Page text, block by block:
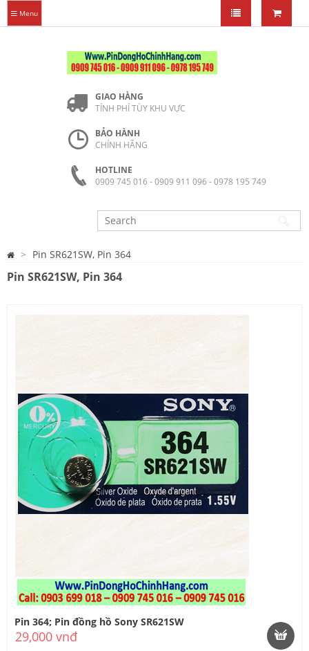
Menu
GIAO HÀNG
TÍNH PHÍ TÙY KHU VỰC
BẢO HÀNH
CHÍNH HÃNG
HOTLINE
0909 745 016 - 0909 911 096 - 0978 195 749
Pin SR621SW, Pin 364
Pin SR621SW, Pin 364
Pin 364; Pin đồng hồ Sony SR621SW
29,000 vnđ